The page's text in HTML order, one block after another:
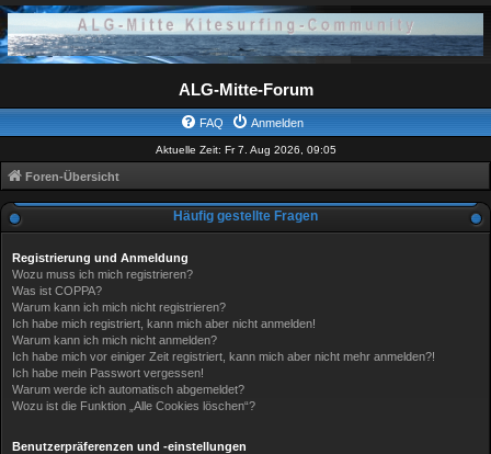
ALG-Mitte-Forum
FAQ Anmelden
Aktuelle Zeit: Fr 7. Aug 2026, 09:05
Foren-Übersicht
Häufig gestellte Fragen
Registrierung und Anmeldung
Wozu muss ich mich registrieren?
Was ist COPPA?
Warum kann ich mich nicht registrieren?
Ich habe mich registriert, kann mich aber nicht anmelden!
Warum kann ich mich nicht anmelden?
Ich habe mich vor einiger Zeit registriert, kann mich aber nicht mehr anmelden?!
Ich habe mein Passwort vergessen!
Warum werde ich automatisch abgemeldet?
Wozu ist die Funktion „Alle Cookies löschen“?
Benutzerpräferenzen und -einstellungen